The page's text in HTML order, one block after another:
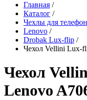
Главная /
Каталог /
Чехлы для
Lenovo /
Drobak Lux-flip /
Чехол Vellini Lux-
Чехол
Lenovo